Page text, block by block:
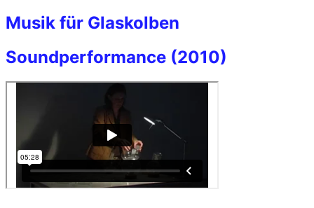
Musik für Glaskolben
Soundperformance (2010)